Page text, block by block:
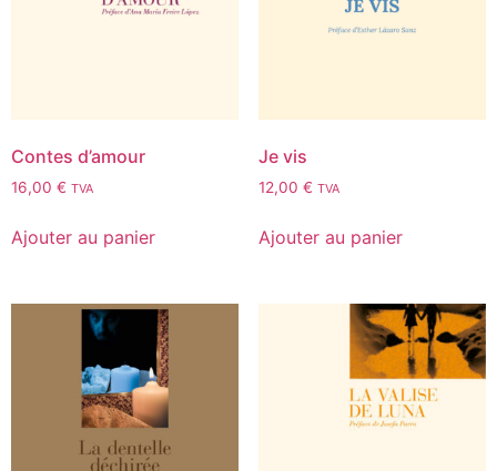
Contes d’amour
16,00 € TVA
Ajouter au panier
Je vis
12,00 € TVA
Ajouter au panier